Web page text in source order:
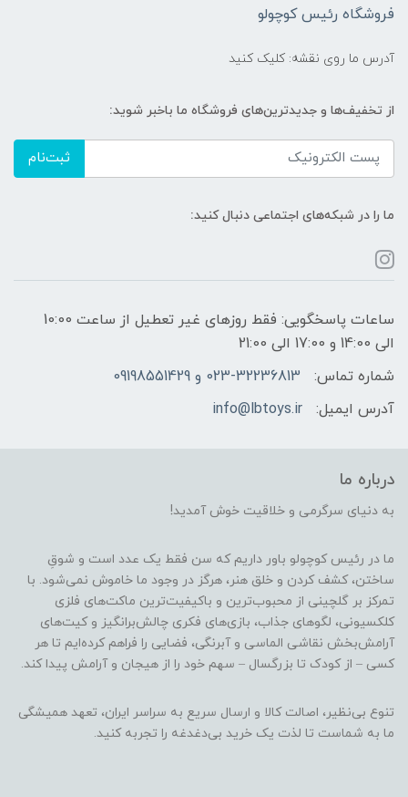
فروشگاه رئیس کوچولو
آدرس ما روی نقشه: کلیک کنید
از تخفیف‌ها و جدیدترین‌های فروشگاه ما باخبر شوید:
ثبت‌نام
ما را در شبکه‌های اجتماعی دنبال کنید:
ساعات پاسخگویی: فقط روزهای غیر تعطیل از ساعت 10:00
الی 14:00 و 17:00 الی 21:00
شماره تماس:
023-32236813 و 09198551429
آدرس ایمیل:
info@lbtoys.ir
درباره ما
به دنیای سرگرمی و خلاقیت خوش آمدید!
ما در رئیس کوچولو باور داریم که سن فقط یک عدد است و شوقِ
ساختن، کشف کردن و خلق هنر، هرگز در وجود ما خاموش نمی‌شود. با
تمرکز بر گلچینی از محبوب‌ترین و باکیفیت‌ترین ماکت‌های فلزی
کلکسیونی، لگوهای جذاب، بازی‌های فکری چالش‌برانگیز و کیت‌های
آرامش‌بخش نقاشی الماسی و آبرنگی، فضایی را فراهم کرده‌ایم تا هر
کسی – از کودک تا بزرگسال – سهم خود را از هیجان و آرامش پیدا کند.
تنوع بی‌نظیر، اصالت کالا و ارسال سریع به سراسر ایران، تعهد همیشگی
ما به شماست تا لذت یک خرید بی‌دغدغه را تجربه کنید.